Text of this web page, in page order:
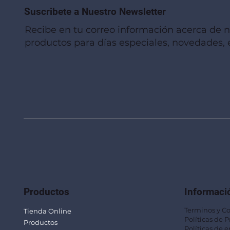
Suscribete a Nuestro Newsletter
Recibe en tu correo información acerca de
productos para días especiales, novedades,
Productos
Tienda Online
Productos
Terminos y
Políticas de